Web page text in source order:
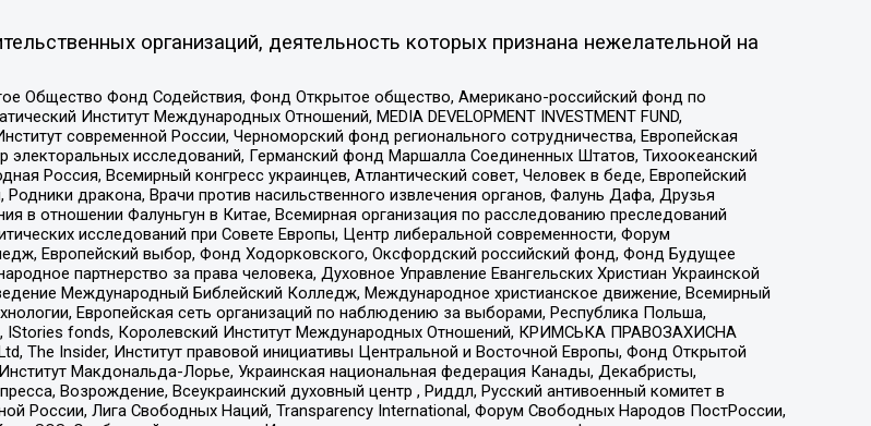
организаций, деятельность которых признана нежелательной на
Общество Фонд Содействия, Фонд Открытое общество, Американо-российский фонд по
Институт Международных Отношений, MEDIA DEVELOPMENT INVESTMENT FUND,
современной России, Черноморский фонд регионального сотрудничества, Европейская
исследований, Германский фонд Маршалла Соединенных Штатов, Тихоокеанский
Россия, Всемирный конгресс украинцев, Атлантический совет, Человек в беде, Европейский
дракона, Врачи против насильственного извлечения органов, Фалунь Дафа, Друзья
в отношении Фалуньгун в Китае, Всемирная организация по расследованию преследований
исследований при Совете Европы, Центр либеральной современности, Форум
Европейский выбор, Фонд Ходорковского, Оксфордский российский фонд, Фонд Будущее
партнерство за права человека, Духовное Управление Евангельских Христиан Украинской
Международный Библейский Колледж, Международное христианское движение, Всемирный
Европейская сеть организаций по наблюдению за выборами, Республика Польша,
fonds, Королевский Институт Международных Отношений, КРИМСЬКА ПРАВОЗАХИСНА
The Insider, Институт правовой инициативы Центральной и Восточной Европы, Фонд Открытой
Макдональда-Лорье, Украинская национальная федерация Канады, Декабристы,
Возрождение, Всеукраинский духовный центр , Риддл, Русский антивоенный комитет в
России, Лига Свободных Наций, Transparеncy International, Форум Свободных Народов ПостРоссии,